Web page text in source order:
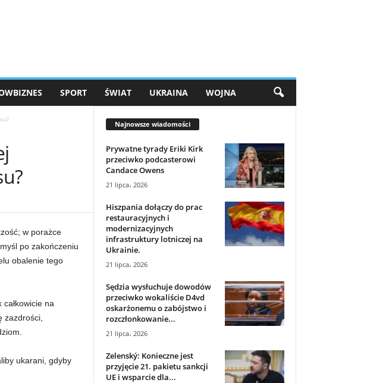
SPORT ŚWIAT UKRAINA WOJNA
w porażce
po zakończeniu
obalenie tego
na
zazdrości,
ukarani, gdyby
Najnowsze wiadomości
Prywatne tyrady Eriki Kirk
przeciwko podcasterowi
Candace Owens
21 lipca، 2026
Hiszpania dołączy do prac
restauracyjnych i
modernizacyjnych
infrastruktury lotniczej na
Ukrainie.
21 lipca، 2026
Sędzia wysłuchuje dowodów
przeciwko wokaliście D4vd
oskarżonemu o zabójstwo i
rozczłonkowanie...
21 lipca، 2026
Zelenský: Konieczne jest
przyjęcie 21. pakietu sankcji
UE i wsparcie dla...